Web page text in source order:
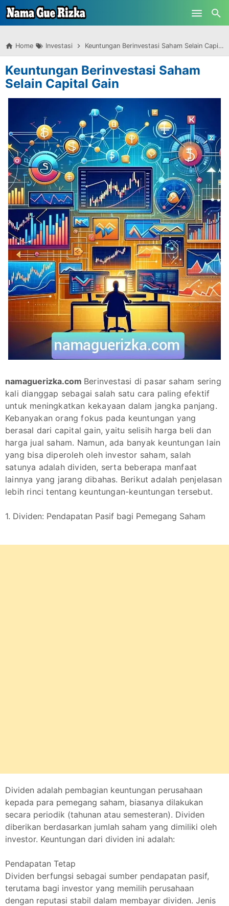
-->
Skip to main content
Home Investasi Keuntungan Berinvestasi Saham Selain Capital Gain
Keuntungan Berinvestasi Saham
Selain Capital Gain
namaguerizka.com Berinvestasi di pasar saham sering
kali dianggap sebagai salah satu cara paling efektif
untuk meningkatkan kekayaan dalam jangka panjang.
Kebanyakan orang fokus pada keuntungan yang
berasal dari capital gain, yaitu selisih harga beli dan
harga jual saham. Namun, ada banyak keuntungan lain
yang bisa diperoleh oleh investor saham, salah
satunya adalah dividen, serta beberapa manfaat
lainnya yang jarang dibahas. Berikut adalah penjelasan
lebih rinci tentang keuntungan-keuntungan tersebut.
1. Dividen: Pendapatan Pasif bagi Pemegang Saham
Dividen adalah pembagian keuntungan perusahaan
kepada para pemegang saham, biasanya dilakukan
secara periodik (tahunan atau semesteran). Dividen
diberikan berdasarkan jumlah saham yang dimiliki oleh
investor. Keuntungan dari dividen ini adalah:
Pendapatan Tetap
Dividen berfungsi sebagai sumber pendapatan pasif,
terutama bagi investor yang memilih perusahaan
dengan reputasi stabil dalam membayar dividen. Jenis